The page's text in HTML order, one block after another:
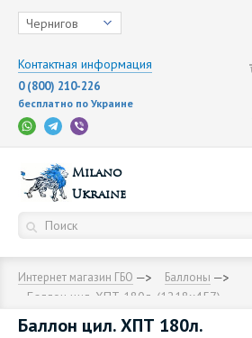
Чернигов
Контактная информация
0 (800) 210-226
бесплатно по Украине
Milano
Ukraine
Интернет магазин ГБО Баллоны
Баллон цил. ХПТ 180л. (1218x457)
Баллон цил. ХПТ 180л.